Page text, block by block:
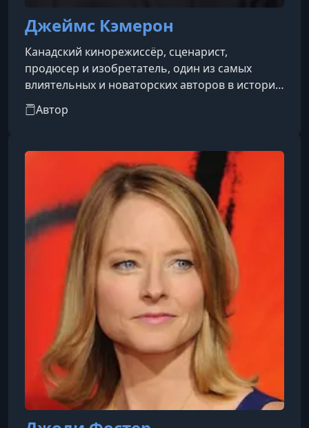
Джеймс Кэмерон
Канадский кинорежиссёр, сценарист,
продюсер и изобретатель, один из самых
влиятельных и новаторских авторов в истории
кино. Он известен своими масштабными
блокбастерами, визуальными прорывами и
исследованию океанов.
Автор